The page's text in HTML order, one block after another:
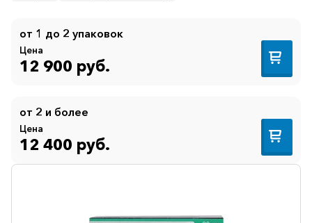
от 1 до 2 упаковок
Цена
12 900 руб.
от 2 и более
Цена
12 400 руб.